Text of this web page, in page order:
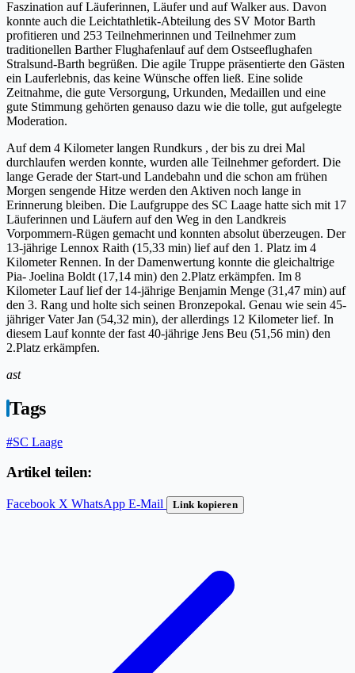
Faszination auf Läuferinnen, Läufer und auf Walker aus. Davon
konnte auch die Leichtathletik-Abteilung des SV Motor Barth
profitieren und 253 Teilnehmerinnen und Teilnehmer zum
traditionellen Barther Flughafenlauf auf dem Ostseeflughafen
Stralsund-Barth begrüßen. Die agile Truppe präsentierte den Gästen
ein Lauferlebnis, das keine Wünsche offen ließ. Eine solide
Zeitnahme, die gute Versorgung, Urkunden, Medaillen und eine
gute Stimmung gehörten genauso dazu wie die tolle, gut aufgelegte
Moderation.
Auf dem 4 Kilometer langen Rundkurs , der bis zu drei Mal
durchlaufen werden konnte, wurden alle Teilnehmer gefordert. Die
lange Gerade der Start-und Landebahn und die schon am frühen
Morgen sengende Hitze werden den Aktiven noch lange in
Erinnerung bleiben. Die Laufgruppe des SC Laage hatte sich mit 17
Läuferinnen und Läufern auf den Weg in den Landkreis
Vorpommern-Rügen gemacht und konnten absolut überzeugen. Der
13-jährige Lennox Raith (15,33 min) lief auf den 1. Platz im 4
Kilometer Rennen. In der Damenwertung konnte die gleichaltrige
Pia- Joelina Boldt (17,14 min) den 2.Platz erkämpfen. Im 8
Kilometer Lauf lief der 14-jährige Benjamin Menge (31,47 min) auf
den 3. Rang und holte sich seinen Bronzepokal. Genau wie sein 45-
jähriger Vater Jan (54,32 min), der allerdings 12 Kilometer lief. In
diesem Lauf konnte der fast 40-jährige Jens Beu (51,56 min) den
2.Platz erkämpfen.
ast
Tags
#SC Laage
Artikel teilen:
Facebook X WhatsApp E-Mail Link kopieren